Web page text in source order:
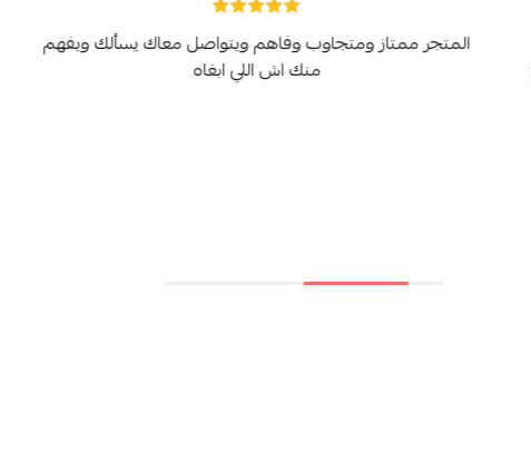
المتجر ممتاز ومتجاوب وفاهم ويتواصل معاك يسألك ويفهم
منك اش اللي ابغاه